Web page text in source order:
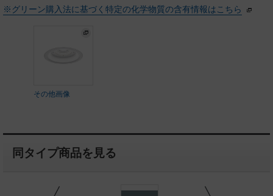
※グリーン購入法に基づく特定の化学物質の含有情報はこちら
その他画像
同タイプ商品を見る